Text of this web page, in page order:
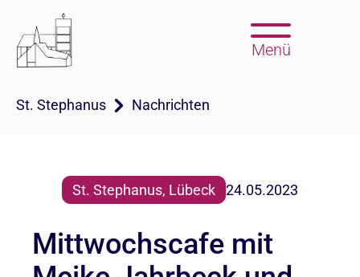
Menü
St. Stephanus Nachrichten
St. Stephanus, Lübeck 24.05.2023
Mittwochscafe mit